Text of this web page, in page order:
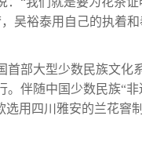
吴裕泰用自己的执着
首部大型少数民族文
。伴随中国少数民族“
选用四川雅安的兰花窨